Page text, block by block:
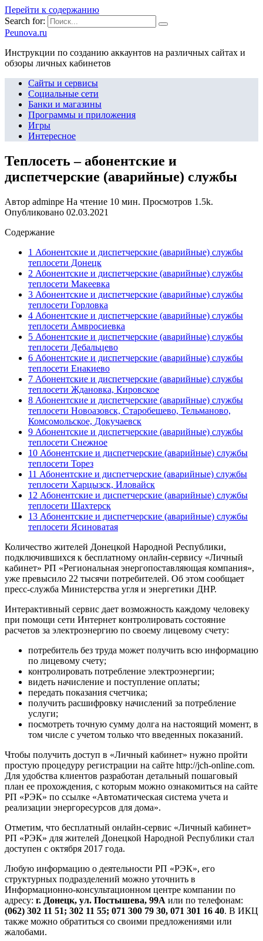
Перейти к содержанию
Search for:
Peunova.ru
Инструкции по созданию аккаунтов на различных сайтах и
обзоры личных кабинетов
Сайты и сервисы
Социальные сети
Банки и магазины
Программы и приложения
Игры
Интересное
Теплосеть – абонентские и
диспетчерские (аварийные) службы
Автор adminpe На чтение 10 мин. Просмотров 1.5k.
Опубликовано 02.03.2021
Содержание
1 Абонентские и диспетчерские (аварийные) службы
теплосети Донецк
2 Абонентские и диспетчерские (аварийные) службы
теплосети Макеевка
3 Абонентские и диспетчерские (аварийные) службы
теплосети Горловка
4 Абонентские и диспетчерские (аварийные) службы
теплосети Амвросиевка
5 Абонентские и диспетчерские (аварийные) службы
теплосети Дебальцево
6 Абонентские и диспетчерские (аварийные) службы
теплосети Енакиево
7 Абонентские и диспетчерские (аварийные) службы
теплосети Ждановка, Кировское
8 Абонентские и диспетчерские (аварийные) службы
теплосети Новоазовск, Старобешево, Тельманово,
Комсомольское, Докучаевск
9 Абонентские и диспетчерские (аварийные) службы
теплосети Снежное
10 Абонентские и диспетчерские (аварийные) службы
теплосети Торез
11 Абонентские и диспетчерские (аварийные) службы
теплосети Харцызск, Иловайск
12 Абонентские и диспетчерские (аварийные) службы
теплосети Шахтерск
13 Абонентские и диспетчерские (аварийные) службы
теплосети Ясиноватая
Количество жителей Донецкой Народной Республики,
подключившихся к бесплатному онлайн-сервису «Личный
кабинет» РП «Региональная энергопоставляющая компания»,
уже превысило 22 тысячи потребителей. Об этом сообщает
пресс-служба Министерства угля и энергетики ДНР.
Интерактивный сервис дает возможность каждому человеку
при помощи сети Интернет контролировать состояние
расчетов за электроэнергию по своему лицевому счету:
потребитель без труда может получить всю информацию
по лицевому счету;
контролировать потребление электроэнергии;
видеть начисление и поступление оплаты;
передать показания счетчика;
получить расшифровку начислений за потребление
услуги;
посмотреть точную сумму долга на настоящий момент, в
том числе с учетом только что введенных показаний.
Чтобы получить доступ в «Личный кабинет» нужно пройти
простую процедуру регистрации на сайте http://jch-online.com.
Для удобства клиентов разработан детальный пошаговый
план ее прохождения, с которым можно ознакомиться на сайте
РП «РЭК» по ссылке «Автоматическая система учета и
реализации энергоресурсов для дома».
Отметим, что бесплатный онлайн-сервис «Личный кабинет»
РП «РЭК» для жителей Донецкой Народной Республики стал
доступен с октября 2017 года.
Любую информацию о деятельности РП «РЭК», его
структурных подразделений можно уточнить в
Информационно-консультационном центре компании по
адресу: г. Донецк, ул. Постышева, 99А или по телефонам:
(062) 302 11 51; 302 11 55; 071 300 79 30, 071 301 16 40. В ИКЦ
также можно обратиться со своими предложениями или
жалобами.